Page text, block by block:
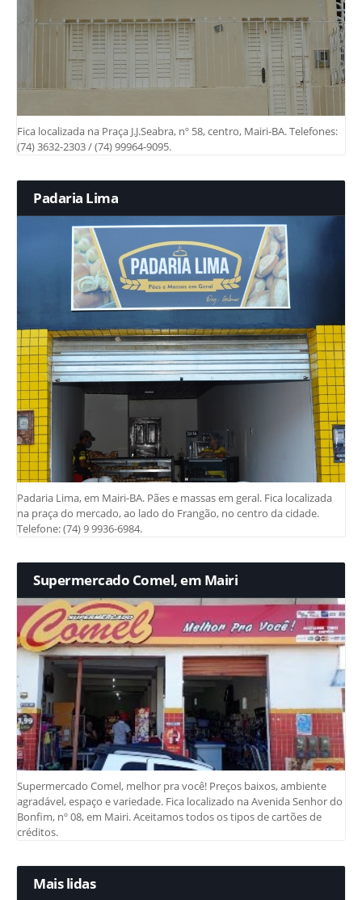
Fica localizada na Praça J.J.Seabra, nº 58, centro, Mairi-BA. Telefones:
(74) 3632-2303 / (74) 99964-9095.
Padaria Lima
Padaria Lima, em Mairi-BA. Pães e massas em geral. Fica localizada
na praça do mercado, ao lado do Frangão, no centro da cidade.
Telefone: (74) 9 9936-6984.
Supermercado Comel, em Mairi
Supermercado Comel, melhor pra você! Preços baixos, ambiente
agradável, espaço e variedade. Fica localizado na Avenida Senhor do
Bonfim, nº 08, em Mairi. Aceitamos todos os tipos de cartões de
créditos.
Mais lidas